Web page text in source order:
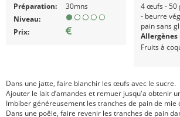
Préparation:
30mns
Niveau:
Prix:
4 œufs - 50
- beurre
pain sans
Allergènes
Fruits à
Dans une jatte, faire blanchir les œufs avec le sucre.
Ajouter le lait d’amandes et remuer jusqu'a obtenir
Imbiber généreusement les tranches de pain de mie
Dans une poêle, faire revenir les tranches de pain